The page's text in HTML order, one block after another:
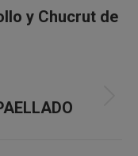
y Chucrut de